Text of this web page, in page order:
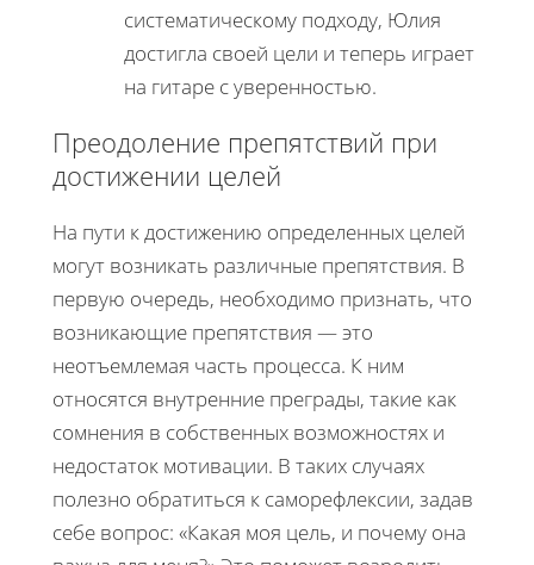
систематическому подходу, Юлия
достигла своей цели и теперь играет
на гитаре с уверенностью.
Преодоление препятствий при
достижении целей
На пути к достижению определенных целей
могут возникать различные препятствия. В
первую очередь, необходимо признать, что
возникающие препятствия — это
неотъемлемая часть процесса. К ним
относятся внутренние преграды, такие как
сомнения в собственных возможностях и
недостаток мотивации. В таких случаях
полезно обратиться к саморефлексии, задав
себе вопрос: «Какая моя цель, и почему она